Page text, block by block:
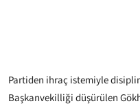
Partiden ihraç istemiyle
Başkanvekilliği düşürülen